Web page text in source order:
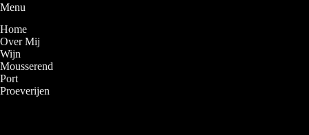
Menu
Home
Over Mij
Wijn
Mousserend
Port
Proeverijen